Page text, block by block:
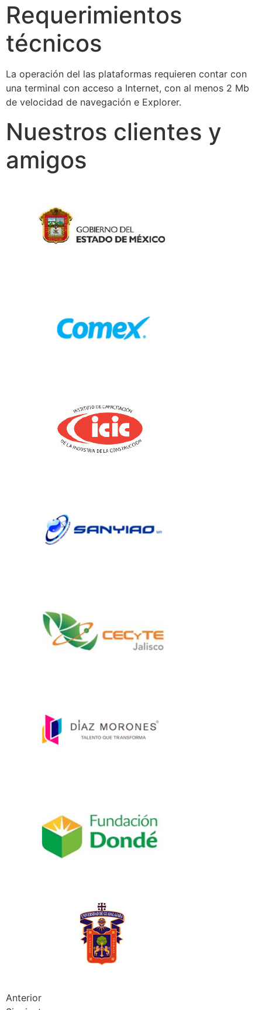
Requerimientos
técnicos
La operación del las plataformas requieren contar con
una terminal con acceso a Internet, con al menos 2 Mb
de velocidad de navegación e Explorer.
Nuestros clientes y
amigos
Anterior